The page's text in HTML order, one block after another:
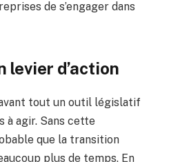
de s’engager dans
levier d’action
tout un outil législatif
à agir. Sans cette
que la transition
plus de temps. En